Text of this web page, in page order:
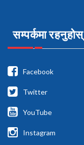
सम्पर्कमा रहनुहोस्
Facebook
Twitter
YouTube
Instagram